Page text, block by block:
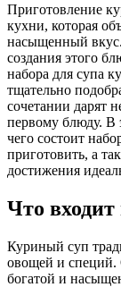
Приготовление
кухни, которая
насыщенный
создания этого
набора для супа
тщательно
сочетании дарят
первому блюду. В
чего состоит
приготовить, а
достижения
Что входит
Куриный суп
овощей и специй.
богатой и